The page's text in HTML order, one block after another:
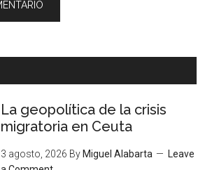
La geopolítica de la crisis
migratoria en Ceuta
3 agosto, 2026 By Miguel Alabarta
Leave